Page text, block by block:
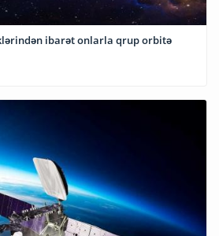
ibarət onlarla qrup orbitə